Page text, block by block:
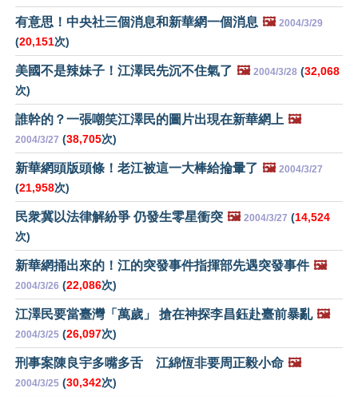
有意思！中央社三個消息和新華網一個消息 🖼️ 2004/3/29
(20,151次)
美國不是辣妹子！江澤民先沉不住氣了 🖼️ 2004/3/28 (32,068
次)
誰幹的？一張嘲笑江澤民的圖片出現在新華網上 🖼️
2004/3/27 (38,705次)
新華網頭版頭條！老江被這一大棒給掄暈了 🖼️ 2004/3/27
(21,958次)
民衆冀以法律解紛爭 仍發生零星衝突 🖼️ 2004/3/27 (14,524
次)
新華網捅出來的！江的突發事件指揮部先遇突發事件 🖼️
2004/3/26 (22,086次)
江澤民要當臺灣「萬歲」 搶在神探李昌鈺赴臺前暴亂 🖼️
2004/3/25 (26,097次)
刑事案陳良宇多嘴多舌 江綿恆非要周正毅小命 🖼️
2004/3/25 (30,342次)